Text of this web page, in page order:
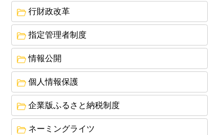
2023年5月30日
鹿島アントラーズ新スタジアムプロジェクトの進
捗について
2023年4月5日
後援名義の使用について
2022年9月22日
潮来市過疎地域持続的発展計画の策定について
2022年8月9日
行財政改革
指定管理者制度
情報公開
個人情報保護
企業版ふるさと納税制度
ネーミングライツ